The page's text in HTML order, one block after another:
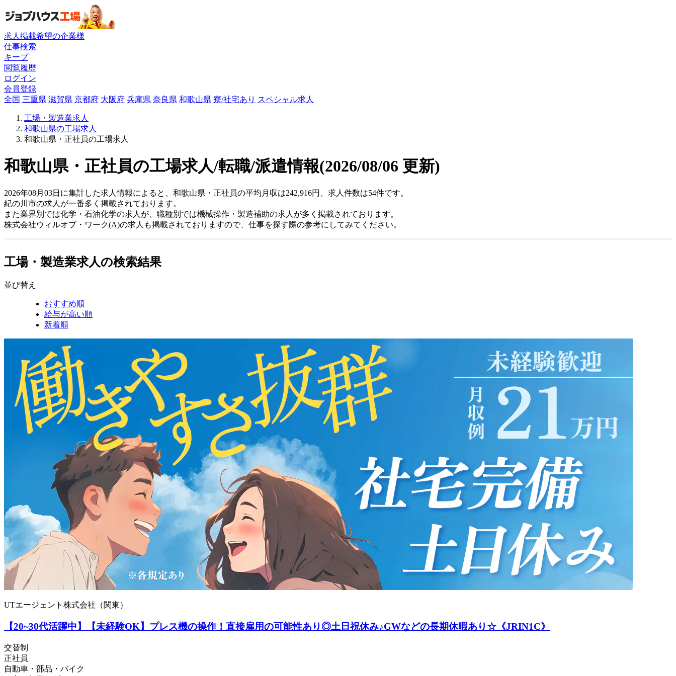
求人掲載希望の企業様
仕事検索
キープ
閲覧履歴
ログイン
会員登録
全国 三重県 滋賀県 京都府 大阪府 兵庫県 奈良県 和歌山県 寮/社宅あり スペシャル求人
工場・製造業求人
和歌山県の工場求人
和歌山県・正社員の工場求人
和歌山県・正社員の工場求人/転職/派遣情報(2026/08/06 更新)
2026年08月03日に集計した求人情報によると、和歌山県・正社員の平均月収は242,916円、求人件数は54件です。
紀の川市の求人が一番多く掲載されております。
また業界別では化学・石油化学の求人が、職種別では機械操作・製造補助の求人が多く掲載されております。
株式会社ウィルオブ・ワーク(A)の求人も掲載されておりますので、仕事を探す際の参考にしてみてください。
工場・製造業求人の検索結果
並び替え
おすすめ順
給与が高い順
新着順
UTエージェント株式会社（関東）
【20~30代活躍中】【未経験OK】プレス機の操作！直接雇用の可能性あり◎土日祝休み♪GWなどの長期休暇あり☆《JRIN1C》
交替制
正社員
自動車・部品・バイク